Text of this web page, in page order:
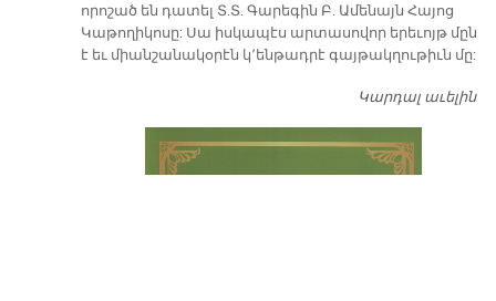
որոշած են դատել Տ.Տ. Գարեգին Բ. Ամենայն Հայոց
Կաթողիկոսը: Սա իսկապէս արտասովոր երեւոյթ մըն
է եւ միանշանակօրէն կ՚ենթադրէ գայթակղութիւն մը:
Կարդալ աւելին